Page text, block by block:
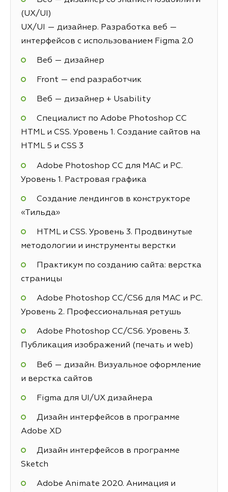
(UX/UI)
UX/UI — дизайнер. Разработка веб —
интерфейсов с использованием Figma 2.0
Веб — дизайнер
Front — end разработчик
Веб — дизайнер + Usability
Специалист по Adobe Photoshop СС
HTML и CSS. Уровень 1. Создание сайтов на
HTML 5 и СSS 3
Adobe Photoshop CC для MAC и PC.
Уровень 1. Растровая графика
Создание лендингов в конструкторе
«Тильда»
HTML и CSS. Уровень 3. Продвинутые
методологии и инструменты верстки
Практикум по созданию сайта: верстка
страницы
Adobe Photoshop СС/CS6 для MAC и PC.
Уровень 2. Профессиональная ретушь
Adobe Photoshop СС/CS6. Уровень 3.
Публикация изображений (печать и web)
Веб — дизайн. Визуальное оформление
и верстка сайтов
Figma для UI/UX дизайнера
Дизайн интерфейсов в программе
Adobe XD
Дизайн интерфейсов в программе
Sketch
Adobe Animate 2020. Анимация и